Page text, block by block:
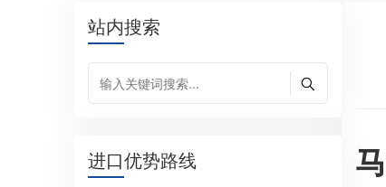
站内搜索
进口优势路线